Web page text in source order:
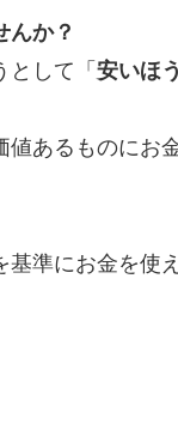
んか？
して「 安いほ
値あるものに
基準にお金を